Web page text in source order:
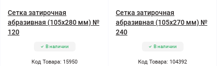
Сетка затирочная
абразивная (105x280 мм) №
120
В наличии
Код Товара: 15950
Сетка затирочная
абразивная (105x270 мм) №
240
В наличии
Код Товара: 104392